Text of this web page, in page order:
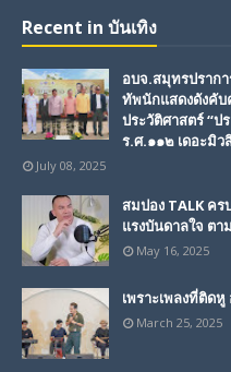
Recent in บันเทิง
อบจ.สมุทรปราก
ทัพนักแสดงดังคับ
ประวัติศาสตร์ “
ร.ศ.๑๑๒ เดอะมิว
July 08, 2025
สมปอง TALK ค
แรงบันดาลใจ ต
May 16, 2025
เพราะเพลงที่ติด
March 25, 2025